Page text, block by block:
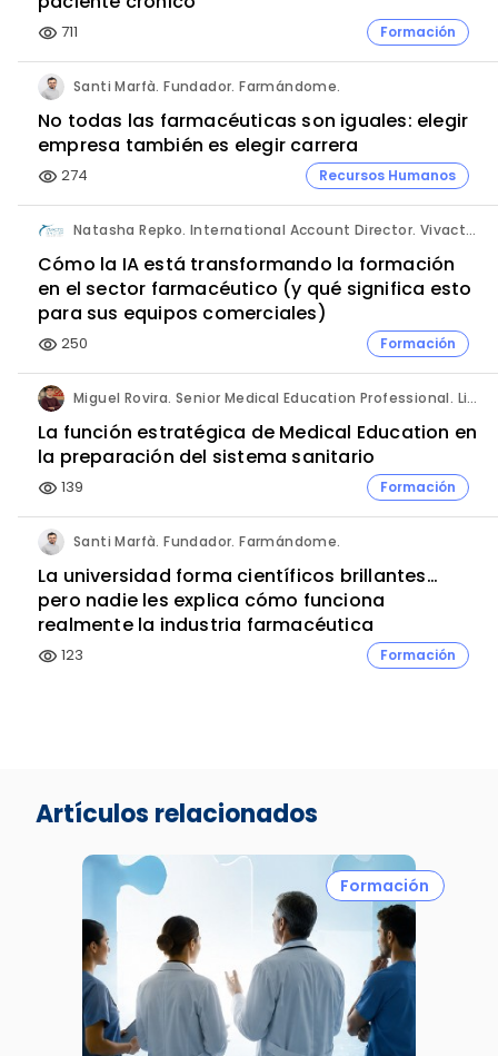
visibility 711 Formación
Santi Marfà. Fundador. Farmándome.
No todas las farmacéuticas son iguales: elegir
empresa también es elegir carrera
visibility 274 Recursos Humanos
Natasha Repko. International Account Director. Vivactis Group.
Cómo la IA está transformando la formación
en el sector farmacéutico (y qué significa esto
para sus equipos comerciales)
visibility 250 Formación
Miguel Rovira. Senior Medical Education Professional. Lilly.
La función estratégica de Medical Education en
la preparación del sistema sanitario
visibility 139 Formación
Santi Marfà. Fundador. Farmándome.
La universidad forma científicos brillantes…
pero nadie les explica cómo funciona
realmente la industria farmacéutica
visibility 123 Formación
Artículos relacionados
Formación